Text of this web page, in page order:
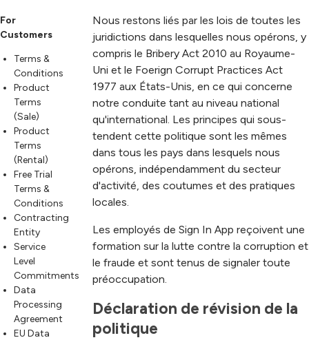
For
Customers
Terms &
Conditions
Product
Terms
(Sale)
Product
Terms
(Rental)
Free Trial
Terms &
Conditions
Contracting
Entity
Service
Level
Commitments
Data
Processing
Agreement
EU Data
Nous restons liés par les lois de toutes les
juridictions dans lesquelles nous opérons, y
compris le Bribery Act 2010 au Royaume-
Uni et le Foerign Corrupt Practices Act
1977 aux États-Unis, en ce qui concerne
notre conduite tant au niveau national
qu'international. Les principes qui sous-
tendent cette politique sont les mêmes
dans tous les pays dans lesquels nous
opérons, indépendamment du secteur
d'activité, des coutumes et des pratiques
locales.
Les employés de Sign In App reçoivent une
formation sur la lutte contre la corruption et
le fraude et sont tenus de signaler toute
préoccupation.
Déclaration de révision de la
politique